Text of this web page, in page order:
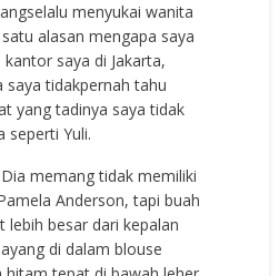
menyukai wanita
alasan mengapa saya
saya di Jakarta,
tidakpernah tahu
yang tadinya saya tidak
seperti Yuli.
memang tidak memiliki
Anderson, tapi buah
lebih besar dari kepalan
di dalam blouse